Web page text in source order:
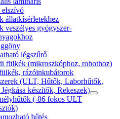
elszívó
állatkísérletekhez
veszélyes gyógyszer-
légszűrő
fülkék (mikroszkóphoz, robothoz)
rázóinkubátorok
(ULT, Hűtők, Laborhűtők,
készítők, Rekeszek)
(-86 fokos ULT
hűtés